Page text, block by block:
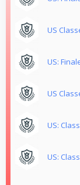
US
US:
US
US:
US: